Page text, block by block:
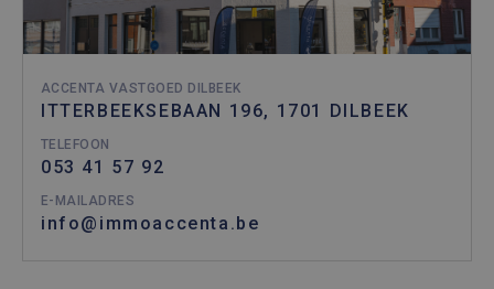
ACCENTA VASTGOED DILBEEK
ITTERBEEKSEBAAN 196, 1701 DILBEEK
TELEFOON
053 41 57 92
E-MAILADRES
info@immoaccenta.be